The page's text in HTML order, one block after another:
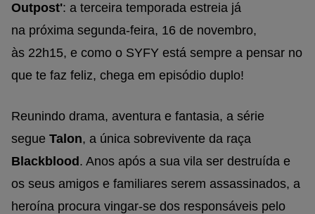
Outpost': a terceira temporada estreia já
na próxima segunda-feira, 16 de novembro,
às 22h15, e como o SYFY está sempre a pensar no
que te faz feliz, chega em episódio duplo!
Reunindo drama, aventura e fantasia, a série
segue Talon, a única sobrevivente da raça
Blackblood. Anos após a sua vila ser destruída e
os seus amigos e familiares serem assassinados, a
heroína procura vingar-se dos responsáveis pelo